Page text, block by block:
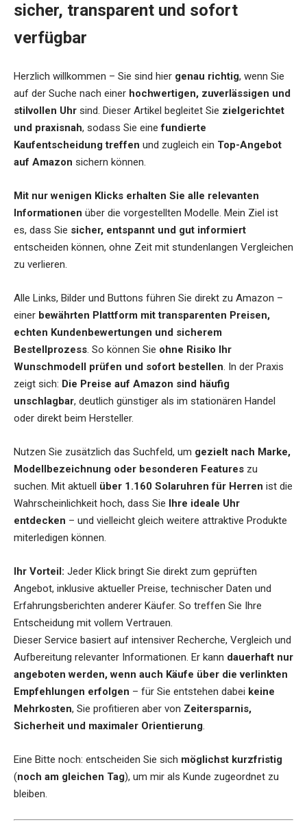
sicher, transparent und sofort
verfügbar
Herzlich willkommen – Sie sind hier genau richtig, wenn Sie
auf der Suche nach einer hochwertigen, zuverlässigen und
stilvollen Uhr sind. Dieser Artikel begleitet Sie zielgerichtet
und praxisnah, sodass Sie einefundierte
Kaufentscheidung treffen und zugleich ein Top-Angebot
auf Amazon sichern können.
Mit nur wenigen Klicks erhalten Sie alle relevanten
Informationen über die vorgestellten Modelle. Mein Ziel ist
es, dass Sie sicher, entspannt und gut informiert
entscheiden können, ohne Zeit mit stundenlangen Vergleichen
zu verlieren.
Alle Links, Bilder und Buttons führen Sie direkt zu Amazon –
einer bewährten Plattform mit transparenten Preisen,
echten Kundenbewertungen und sicherem
Bestellprozess. So können Sie ohne Risiko Ihr
Wunschmodell prüfen und sofort bestellen. In der Praxis
zeigt sich: Die Preise auf Amazon sind häufig
unschlagbar, deutlich günstiger als im stationären Handel
oder direkt beim Hersteller.
Nutzen Sie zusätzlich das Suchfeld, um gezielt nach Marke,
Modellbezeichnung oder besonderen Features zu
suchen. Mit aktuell über 1.160 Solaruhren für Herren ist die
Wahrscheinlichkeit hoch, dass Sie Ihre ideale Uhr
entdecken – und vielleicht gleich weitere attraktive Produkte
miterledigen können.
Ihr Vorteil: Jeder Klick bringt Sie direkt zum geprüften
Angebot, inklusive aktueller Preise, technischer Daten und
Erfahrungsberichten anderer Käufer. So treffen Sie Ihre
Entscheidung mit vollem Vertrauen.
Dieser Service basiert auf intensiver Recherche, Vergleich und
Aufbereitung relevanter Informationen. Er kann dauerhaft nur
angeboten werden, wenn auch Käufe über die verlinkten
Empfehlungen erfolgen – für Sie entstehen dabei keine
Mehrkosten, Sie profitieren aber von Zeitersparnis,
Sicherheit und maximaler Orientierung.
Eine Bitte noch: entscheiden Sie sich möglichst kurzfristig
(noch am gleichen Tag), um mir als Kunde zugeordnet zu
bleiben.